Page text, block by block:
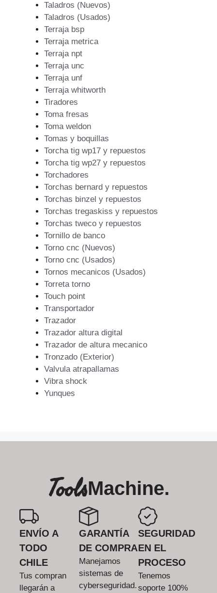
Taladros (Nuevos)
Taladros (Usados)
Terraja bsp
Terraja metrica
Terraja npt
Terraja unc
Terraja unf
Terraja whitworth
Tiradores
Toma fresas
Toma weldon
Tomas y boquillas
Torcha tig wp17 y repuestos
Torcha tig wp27 y repuestos
Torchadores
Torchas bernard y repuestos
Torchas binzel y repuestos
Torchas tregaskiss y repuestos
Torchas tweco y repuestos
Tornillo de banco
Torno cnc (Nuevos)
Torno cnc (Usados)
Tornos mecanicos (Usados)
Torreta torno
Touch point
Transportador
Trazador
Trazador altura digital
Trazador de altura mecanico
Tronzado (Exterior)
Valvula atrapallamas
Vibra shock
Yunques
ToolsMachine.
ENVÍO A
TODO
CHILE
Tus compran
llegarán a
GARANTÍA
DE COMPRA
Manejamos
sistemas de
cyberseguridad.
SEGURIDAD
EN EL
PROCESO
Tenemos
soporte 100%